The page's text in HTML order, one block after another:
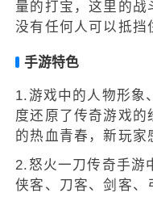
量的打宝，这里的战
没有任何人可以抵挡
手游特色
1.游戏中的人物形象
度还原了传奇游戏的
的热血青春，新玩家
2.怒火一刀传奇手游
侠客、刀客、剑客、